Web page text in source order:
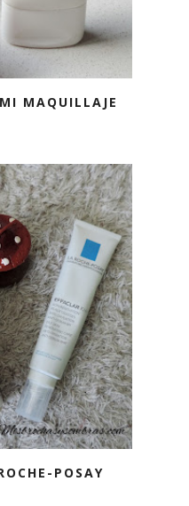
MAQUILLAJE
POSAY